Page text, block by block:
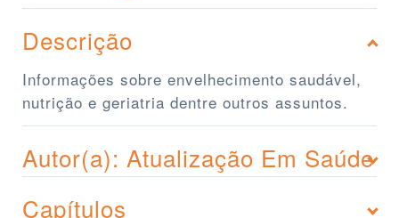
Descrição
Informações sobre envelhecimento saudável,
nutrição e geriatria dentre outros assuntos.
Autor(a): Atualização Em Saúde
Capítulos